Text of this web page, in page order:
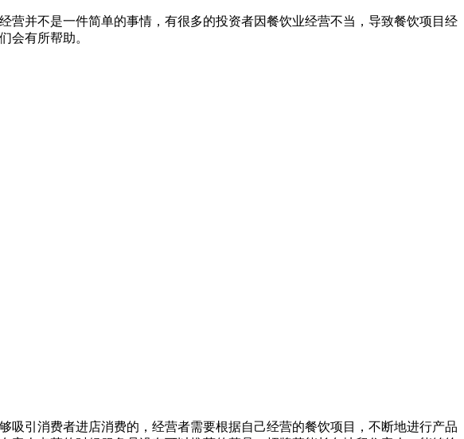
并不是一件简单的事情，有很多的投资者因餐饮业经营不当，导致餐饮项目经
会有所帮助。
引消费者进店消费的，经营者需要根据自己经营的餐饮项目，不断地进行产品